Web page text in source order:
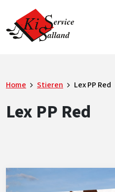
Home Stieren Lex PP Red
Lex PP Red